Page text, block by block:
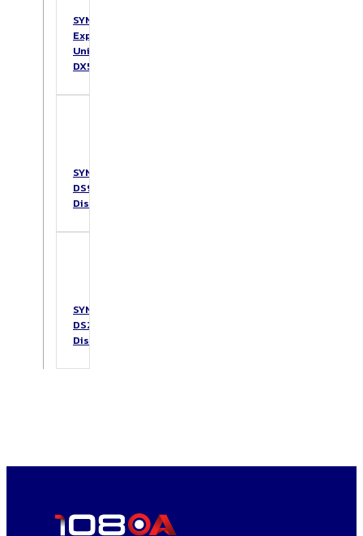
SYNOLOGY
Expansion
Unit
DX517
SYNOLOGY
DS925+
DiskStation
SYNOLOGY
DS223
DiskStation